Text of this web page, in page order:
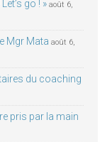
go ! » août 6,
Mgr Mata août 6,
du coaching
pris par la main